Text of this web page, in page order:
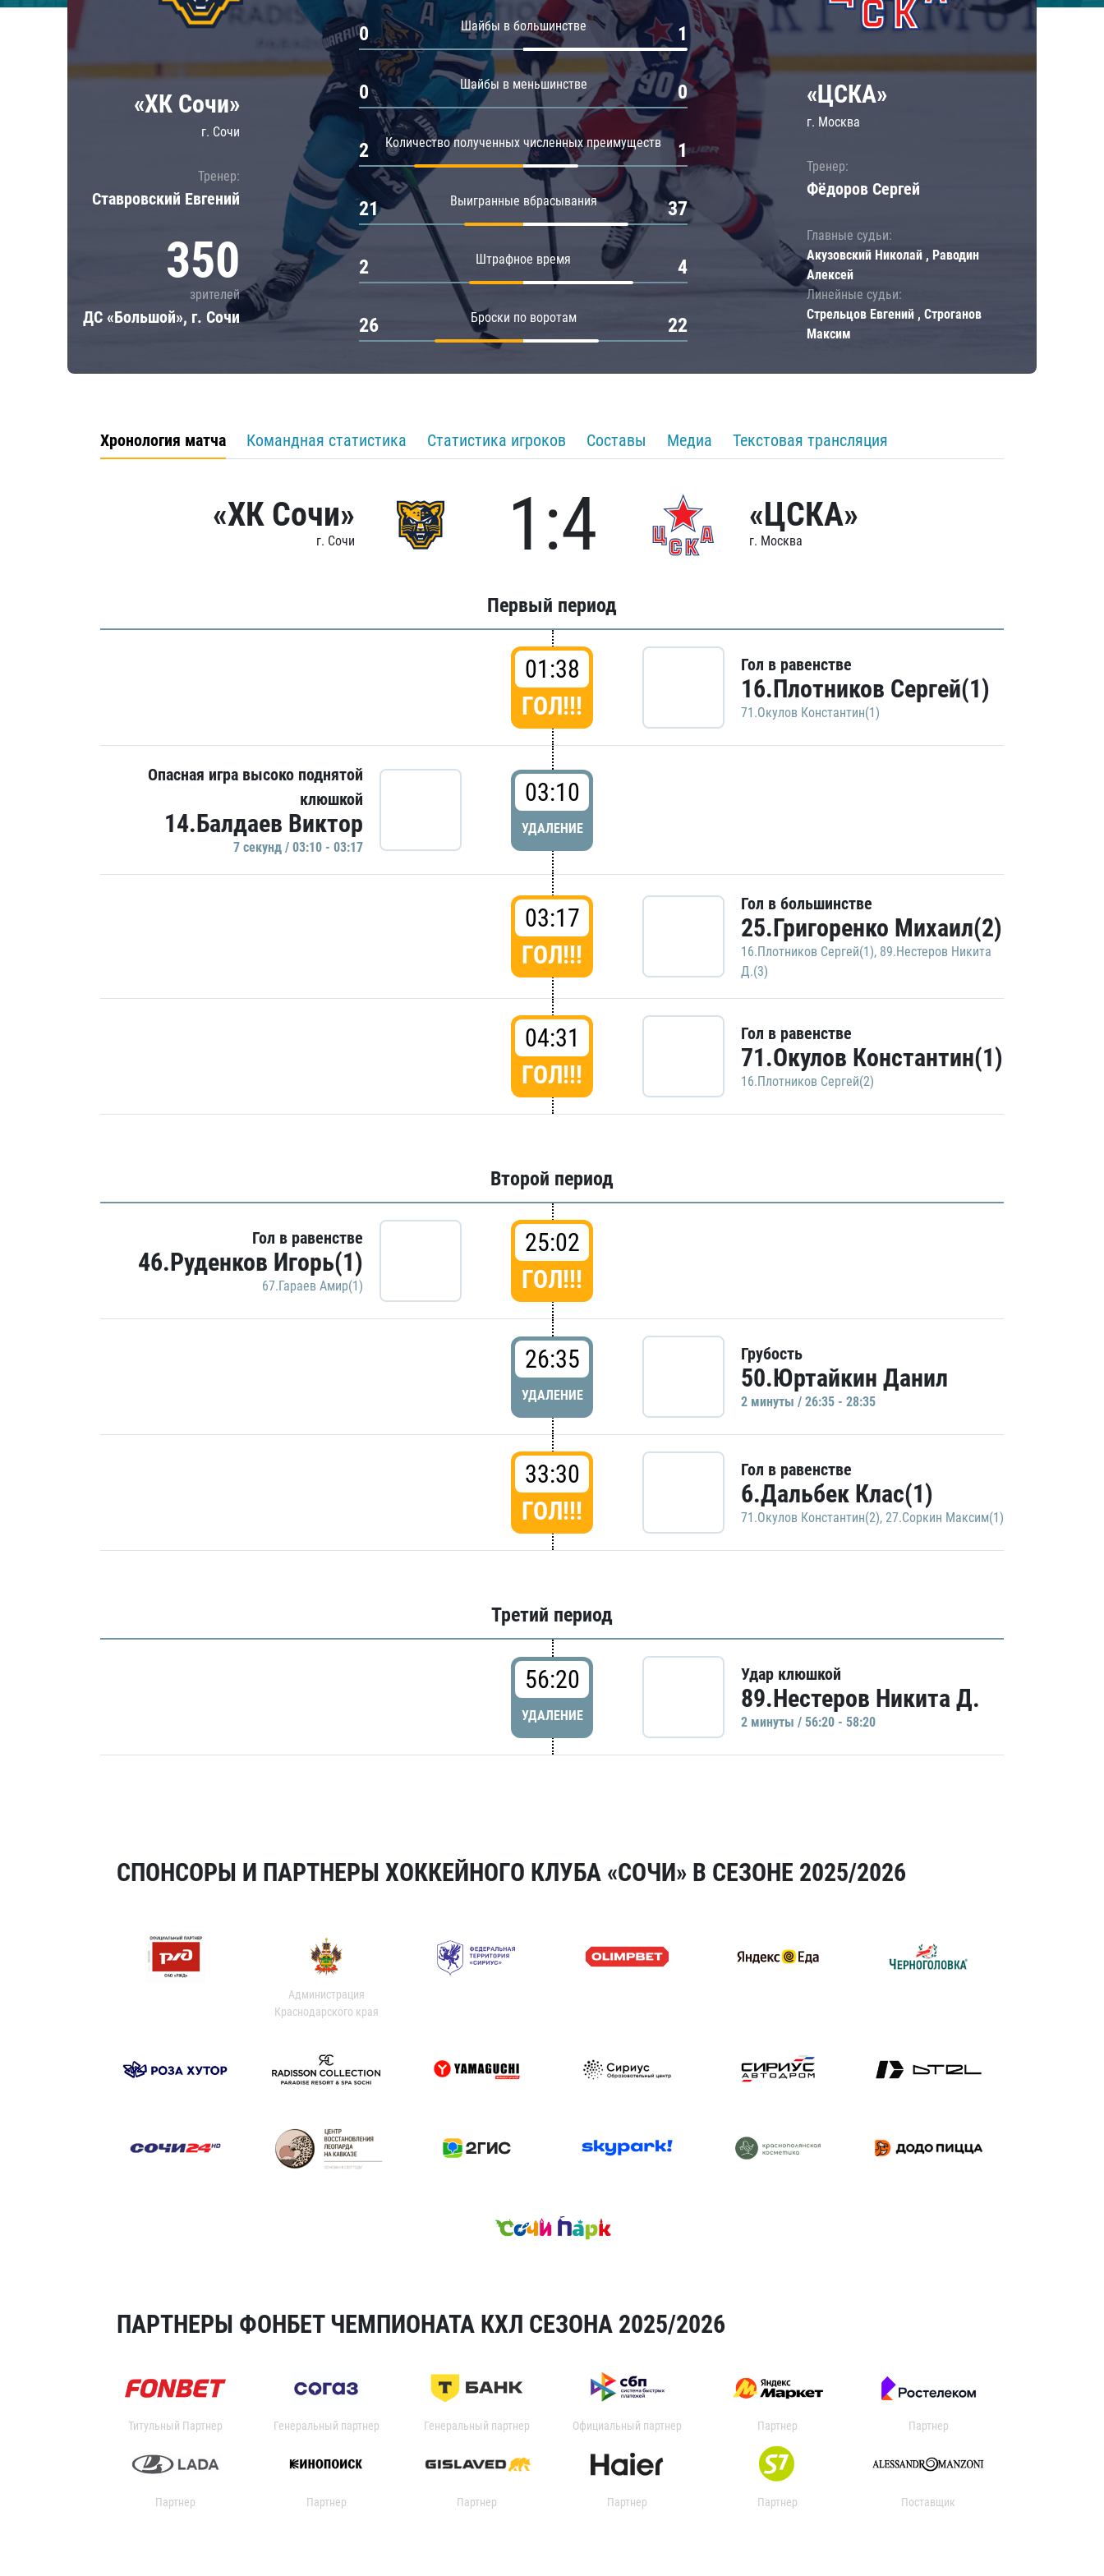
Локомотив
ЦСКА
Шанхайские Драконы
Амур
Барыс
Салават Юлаев
«ХК Сочи»
г. Сочи
Тренер:
Ставровский Евгений
350
зрителей
ДС «Большой», г. Сочи
Шайбы в большинстве
0 1
Шайбы в меньшинстве
0 0
Количество полученных численных преимуществ
2 1
Выигранные вбрасывания
21 37
Штрафное время
2 4
Броски по воротам
26 22
«ЦСКА»
г. Москва
Тренер:
Фёдоров Сергей
Главные судьи:
Акузовский Николай , Раводин
Алексей
Линейные судьи:
Стрельцов Евгений , Строганов
Максим
Хронология матча Командная статистика Статистика игроков Составы Медиа Текстовая трансляция
«ХК Сочи»
г. Сочи 1:4 «ЦСКА»
г. Москва
Первый период
01:38
ГОЛ!!!
Гол в равенстве
16.Плотников Сергей(1)
71.Окулов Константин(1)
Опасная игра высоко поднятой
клюшкой
14.Балдаев Виктор
7 секунд / 03:10 - 03:17
03:10
УДАЛЕНИЕ
03:17
ГОЛ!!!
Гол в большинстве
25.Григоренко Михаил(2)
16.Плотников Сергей(1), 89.Нестеров Никита
Д.(3)
04:31
ГОЛ!!!
Гол в равенстве
71.Окулов Константин(1)
16.Плотников Сергей(2)
Второй период
Гол в равенстве
46.Руденков Игорь(1)
67.Гараев Амир(1)
25:02
ГОЛ!!!
26:35
УДАЛЕНИЕ
Грубость
50.Юртайкин Данил
2 минуты / 26:35 - 28:35
33:30
ГОЛ!!!
Гол в равенстве
6.Дальбек Клас(1)
71.Окулов Константин(2), 27.Соркин Максим(1)
Третий период
56:20
УДАЛЕНИЕ
Удар клюшкой
89.Нестеров Никита Д.
2 минуты / 56:20 - 58:20
СПОНСОРЫ И ПАРТНЕРЫ ХОККЕЙНОГО КЛУБА «СОЧИ» В СЕЗОНЕ 2025/2026
Администрация
Краснодарского края
ПАРТНЕРЫ ФОНБЕТ ЧЕМПИОНАТА КХЛ СЕЗОНА 2025/2026
Титульный Партнер Генеральный партнер Генеральный партнер Официальный партнер Партнер Партнер
Партнер Партнер Партнер Партнер Партнер Поставщик